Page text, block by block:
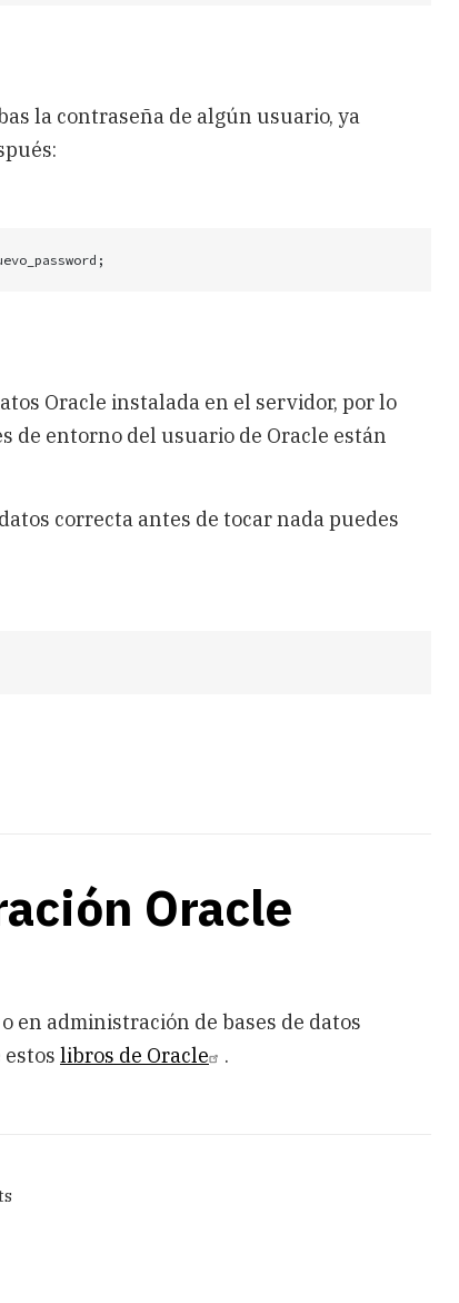
la contraseña de algún usuario, ya
Oracle instalada en el servidor, por lo
de entorno del usuario de Oracle están
correcta antes de tocar nada puedes
Oracle
en administración de bases de datos
libros de Oracle .